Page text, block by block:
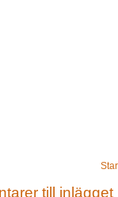
till inlägget